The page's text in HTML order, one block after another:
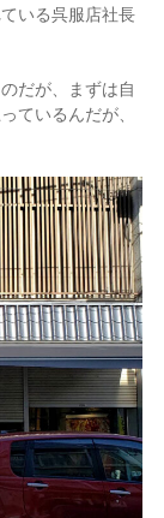
いる呉服店社長
だが、まずは自
ているんだが、